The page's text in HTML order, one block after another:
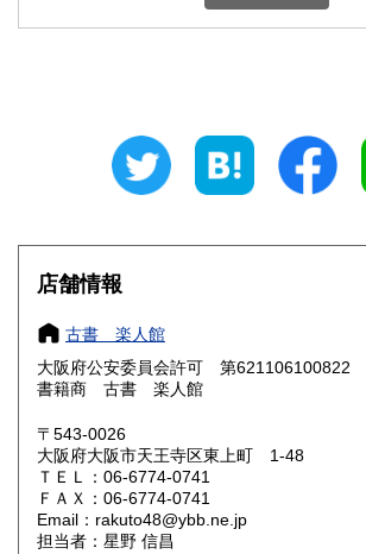
600円 三重県
大阪府
奈良県
鳥取県 600円 島根県
岡山県
山口県 600円
香川県 600円
店舗情報
古書 楽人館
大阪府公安委員会許可 第621106100822
書籍商 古書 楽人館
〒543-0026
大阪府大阪市天王寺区東上町 1-48
ＴＥＬ：06-6774-0741
ＦＡＸ：06-6774-0741
Email：rakuto48@ybb.ne.jp
担当者：星野 信昌